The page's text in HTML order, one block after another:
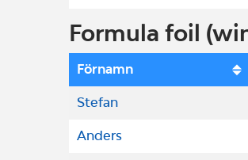
Formula foil
Förnamn
Stefan
Anders